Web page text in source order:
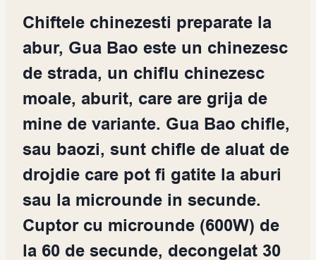
Chiftele chinezesti preparate la
abur, Gua Bao este un chinezesc
de strada, un chiflu chinezesc
moale, aburit, care are grija de
mine de variante. Gua Bao chifle,
sau baozi, sunt chifle de aluat de
drojdie care pot fi gatite la aburi
sau la microunde in secunde.
Cuptor cu microunde (600W) de
la 60 de secunde, decongelat 30